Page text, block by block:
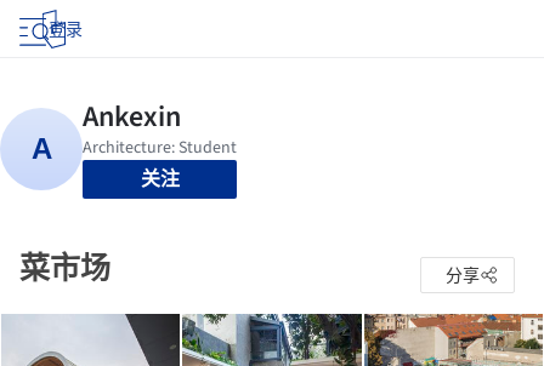
登录
关注
菜市场 分享